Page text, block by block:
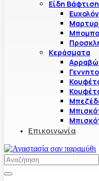
Είδη
Κεράσματα
Επικοινωνία